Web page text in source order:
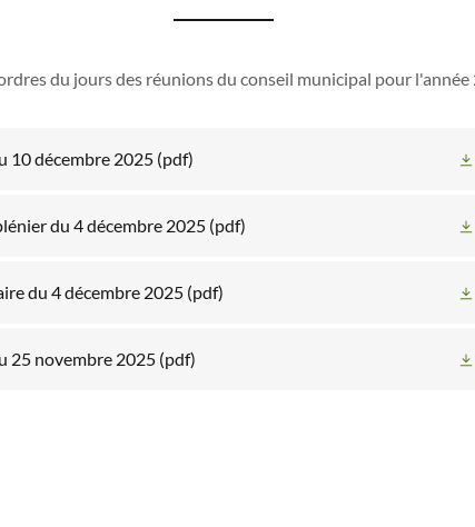
du jours des réunions du conseil municipal pour l'année
10 décembre 2025 (pdf)
du 4 décembre 2025 (pdf)
du 4 décembre 2025 (pdf)
25 novembre 2025 (pdf)